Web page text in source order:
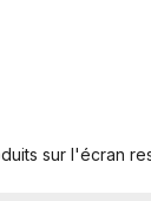
sur l'écran